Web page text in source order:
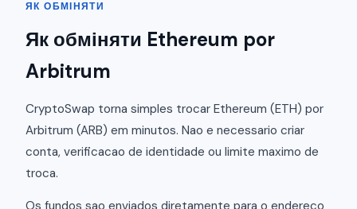
ЯК ОБМІНЯТИ
Як обміняти Ethereum por
Arbitrum
CryptoSwap torna simples trocar Ethereum (ETH) por
Arbitrum (ARB) em minutos. Nao e necessario criar
conta, verificacao de identidade ou limite maximo de
troca.
Os fundos sao enviados diretamente para o endereco